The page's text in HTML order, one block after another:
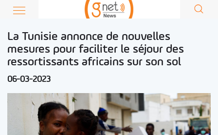
La Tunisie annonce de nouvelles
mesures pour faciliter le séjour des
ressortissants africains sur son sol
06-03-2023